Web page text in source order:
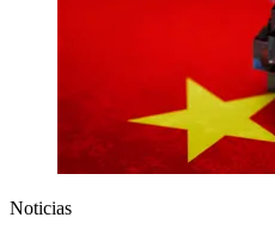
Noticias